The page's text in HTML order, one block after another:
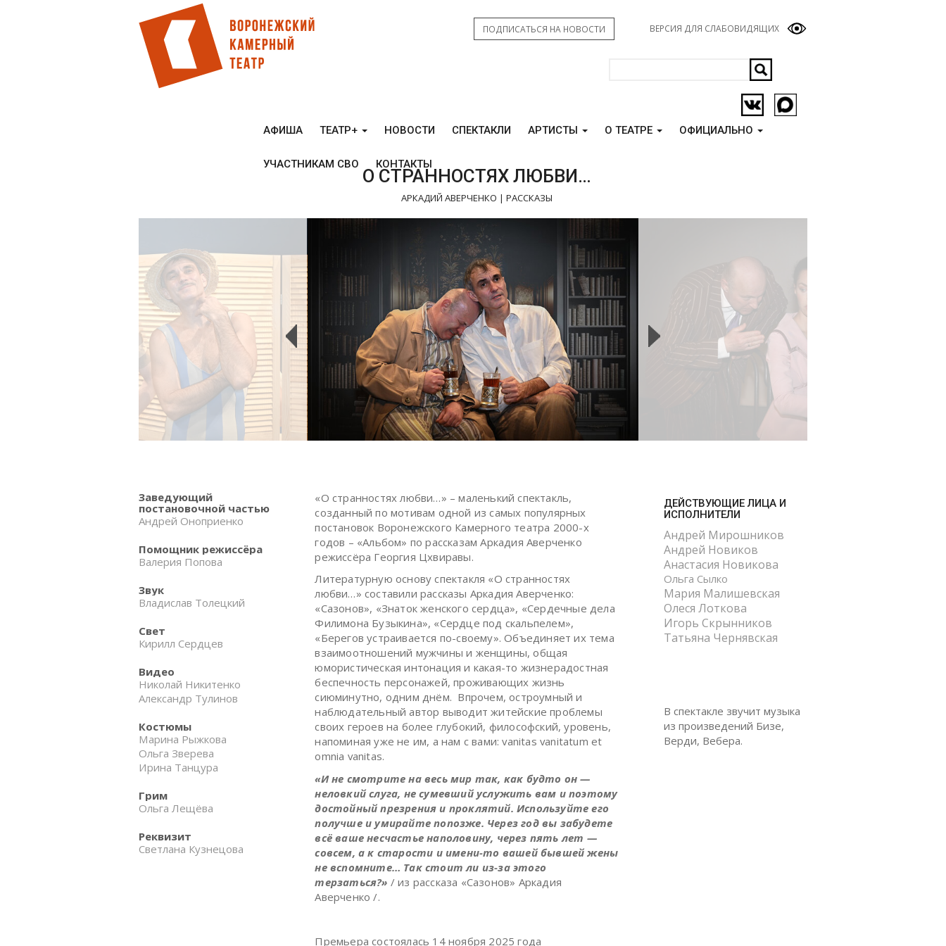
ВЕРСИЯ ДЛЯ СЛАБОВИДЯЩИХ
ПОДПИСАТЬСЯ НА НОВОСТИ
АФИША ТЕАТР+ НОВОСТИ СПЕКТАКЛИ АРТИСТЫ О ТЕАТРЕ ОФИЦИАЛЬНО
УЧАСТНИКАМ СВО КОНТАКТЫ
О СТРАННОСТЯХ ЛЮБВИ…
АРКАДИЙ АВЕРЧЕНКО | РАССКАЗЫ
Заведующий
постановочной частью
Андрей Оноприенко
Помощник режиссёра
Валерия Попова
Звук
Владислав Толецкий
Свет
Кирилл Сердцев
Видео
Николай Никитенко
Александр Тулинов
Костюмы
Марина Рыжкова
Ольга Зверева
Ирина Танцура
Грим
Ольга Лещёва
Реквизит
Светлана Кузнецова
«О странностях любви…» – маленький спектакль,
созданный по мотивам одной из самых популярных
постановок Воронежского Камерного театра 2000-х
годов – «Альбом» по рассказам Аркадия Аверченко
режиссёра Георгия Цхвиравы.
Литературную основу спектакля «О странностях
любви…» составили рассказы Аркадия Аверченко:
«Сазонов», «Знаток женского сердца», «Сердечные дела
Филимона Бузыкина», «Сердце под скальпелем»,
«Берегов устраивается по-своему». Объединяет их тема
взаимоотношений мужчины и женщины, общая
юмористическая интонация и какая-то жизнерадостная
беспечность персонажей, проживающих жизнь
сиюминутно, одним днём. Впрочем, остроумный и
наблюдательный автор выводит житейские проблемы
своих героев на более глубокий, философский, уровень,
напоминая уже не им, а нам с вами: vanitas vanitatum et
omnia vanitas.
«И не смотрите на весь мир так, как будто он —
неловкий слуга, не сумевший услужить вам и поэтому
достойный презрения и проклятий. Используйте его
получше и умирайте попозже. Через год вы забудете
всё ваше несчастье наполовину, через пять лет —
совсем, а к старости и имени-то вашей бывшей жены
не вспомните… Так стоит ли из-за этого
терзаться?» / из рассказа «Сазонов» Аркадия
Аверченко /.
Премьера состоялась 14 ноября 2025 года
ДЕЙСТВУЮЩИЕ ЛИЦА И
ИСПОЛНИТЕЛИ
Андрей Мирошников
Андрей Новиков
Анастасия Новикова
Ольга Сылко
Мария Малишевская
Олеся Лоткова
Игорь Скрынников
Татьяна Чернявская
В спектакле звучит музыка
из произведений Бизе,
Верди, Вебера.